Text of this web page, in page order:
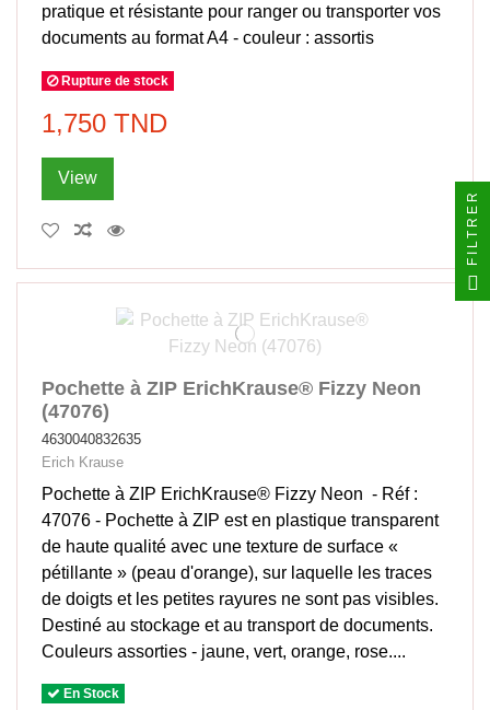
pratique et résistante pour ranger ou transporter vos
documents au format A4 - couleur : assortis
Rupture de stock
1,750 TND
View
Pochette à ZIP ErichKrause® Fizzy Neon
(47076)
4630040832635
Erich Krause
Pochette à ZIP ErichKrause® Fizzy Neon - Réf :
47076 - Pochette à ZIP est en plastique transparent
de haute qualité avec une texture de surface «
pétillante » (peau d'orange), sur laquelle les traces
de doigts et les petites rayures ne sont pas visibles.
Destiné au stockage et au transport de documents.
Couleurs assorties - jaune, vert, orange, rose....
En Stock
FILTRER